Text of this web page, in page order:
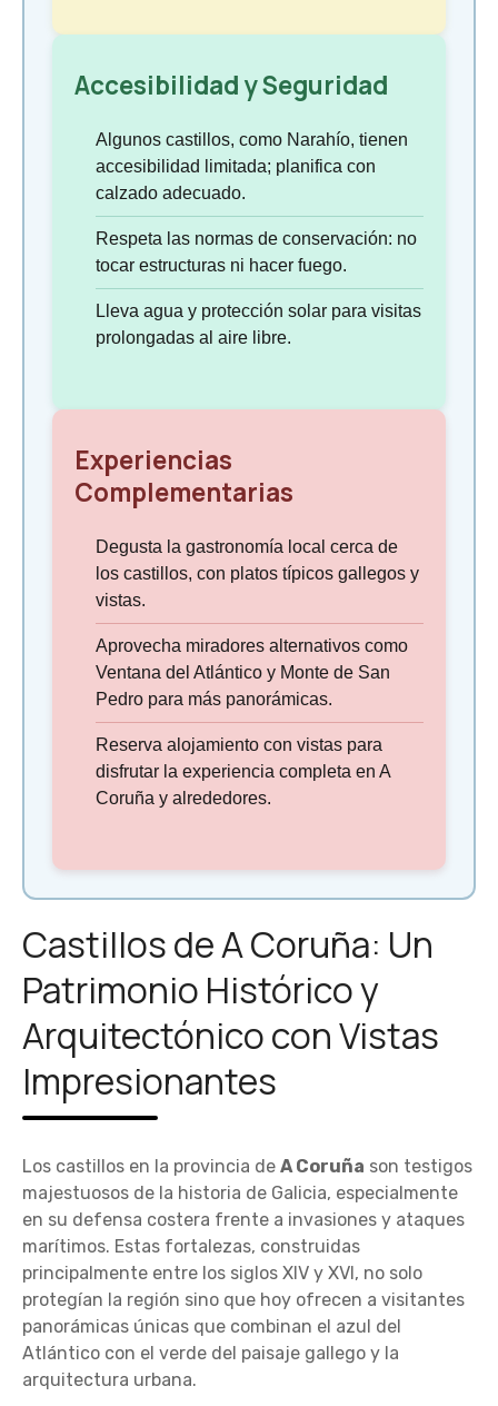
Accesibilidad y Seguridad
Algunos castillos, como Narahío, tienen
accesibilidad limitada; planifica con
calzado adecuado.
Respeta las normas de conservación: no
tocar estructuras ni hacer fuego.
Lleva agua y protección solar para visitas
prolongadas al aire libre.
Experiencias
Complementarias
Degusta la gastronomía local cerca de
los castillos, con platos típicos gallegos y
vistas.
Aprovecha miradores alternativos como
Ventana del Atlántico y Monte de San
Pedro para más panorámicas.
Reserva alojamiento con vistas para
disfrutar la experiencia completa en A
Coruña y alrededores.
Castillos de A Coruña: Un
Patrimonio Histórico y
Arquitectónico con Vistas
Impresionantes
Los castillos en la provincia de A Coruña son testigos
majestuosos de la historia de Galicia, especialmente
en su defensa costera frente a invasiones y ataques
marítimos. Estas fortalezas, construidas
principalmente entre los siglos XIV y XVI, no solo
protegían la región sino que hoy ofrecen a visitantes
panorámicas únicas que combinan el azul del
Atlántico con el verde del paisaje gallego y la
arquitectura urbana.